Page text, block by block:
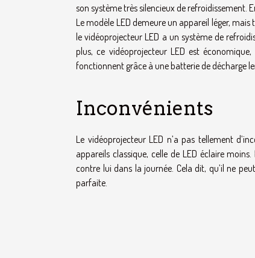
son système très silencieux de refroidissement.
Le modèle LED demeure un appareil léger,
le vidéoprojecteur LED a un système de
plus, ce vidéoprojecteur LED est
fonctionnent grâce à une batterie de décharge
Inconvénients
Le vidéoprojecteur LED n’a pas tellement
appareils classique, celle de LED éclaire
contre lui dans la journée. Cela dit, qu’il ne
parfaite.